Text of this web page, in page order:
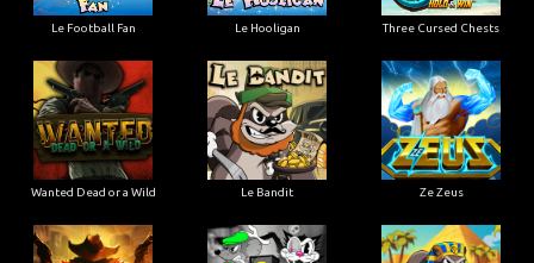
Le Football Fan Le Hooligan Three Cursed Chests
Wanted Dead or a Wild Le Bandit Ze Zeus